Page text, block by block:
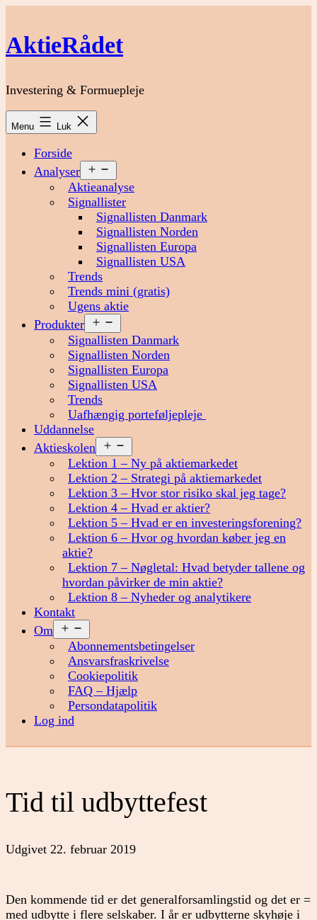
indhold
AktieRådet
Investering & Formuepleje
Menu Luk
Forside
Analyser
menu
Aktieanalyse
Signallister
Signallisten Danmark
Signallisten Norden
Signallisten Europa
Signallisten USA
Trends
Trends mini (gratis)
Ugens aktie
Produkter
menu
Signallisten Danmark
Signallisten Norden
Signallisten Europa
Signallisten USA
Trends
Uafhængig porteføljepleje
Uddannelse
Aktieskolen
menu
Lektion 1 – Ny på aktiemarkedet
Lektion 2 – Strategi på aktiemarkedet
Lektion 3 – Hvor stor risiko skal jeg tage?
Lektion 4 – Hvad er aktier?
Lektion 5 – Hvad er en investeringsforening?
Lektion 6 – Hvor og hvordan køber jeg en
aktie?
Lektion 7 – Nøgletal: Hvad betyder tallene og
hvordan påvirker de min aktie?
Lektion 8 – Nyheder og analytikere
Kontakt
Om
menu
Abonnementsbetingelser
Ansvarsfraskrivelse
Cookiepolitik
FAQ – Hjælp
Persondatapolitik
Log ind
Tid til udbyttefest
Udgivet 22. februar 2019
Den kommende tid er det generalforsamlingstid og det er =
med udbytte i flere selskaber. I år er udbytterne skyhøje i